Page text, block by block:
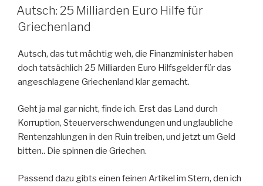
AM
Autsch: 25 Milliarden Euro Hilfe für
Griechenland
Autsch, das tut mächtig weh, die Finanzminister haben
doch tatsächlich 25 Milliarden Euro Hilfsgelder für das
angeschlagene Griechenland klar gemacht.
Geht ja mal gar nicht, finde ich. Erst das Land durch
Korruption, Steuerverschwendungen und unglaubliche
Rentenzahlungen in den Ruin treiben, und jetzt um Geld
bitten.. Die spinnen die Griechen.
Passend dazu gibts einen feinen Artikel im Stern, den ich